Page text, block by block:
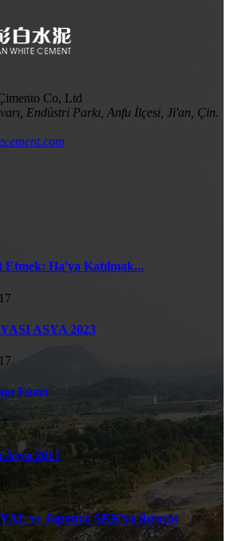
Co, Ltd
Endüstri Parkı, Anfu İlçesi, Ji'an, Çin.
Ha'ya Katılmak...
ASYA 2023
Fuarı
Asya 2017
ve Japonya SKK'ya ihracat